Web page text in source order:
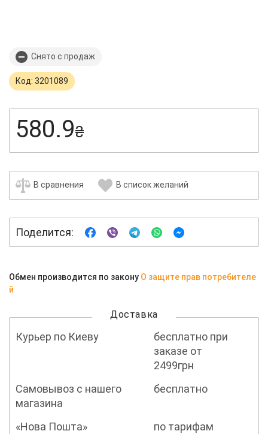
Снято с продаж
Код: 3201089
580.9₴
В сравнения В список желаний
Поделится:
Обмен производится по закону О защите прав потребителе
й
Доставка
Курьер по Киеву
бесплатно при
заказе от
2499грн
Самовывоз с нашего
магазина
бесплатно
«Нова Пошта»
по тарифам